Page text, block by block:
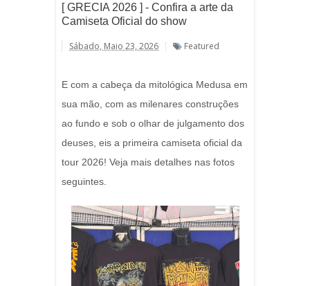
[ GRECIA 2026 ] - Confira a arte da
Camiseta Oficial do show
Sábado, Maio 23, 2026 Featured
E com a cabeça da mitológica Medusa em
sua mão, com as milenares construções
ao fundo e sob o olhar de julgamento dos
deuses, eis a primeira camiseta oficial da
tour 2026! Veja mais detalhes nas fotos
seguintes.